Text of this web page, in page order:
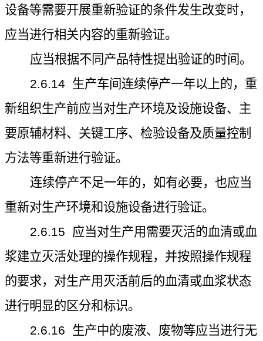
设备等需要开展重新验证的条件发生改变时，
应当进行相关内容的重新验证。
应当根据不同产品特性提出验证的时间。
2.6.14 生产车间连续停产一年以上的，重
新组织生产前应当对生产环境及设施设备、主
要原辅材料、关键工序、检验设备及质量控制
方法等重新进行验证。
连续停产不足一年的，如有必要，也应当
重新对生产环境和设施设备进行验证。
2.6.15 应当对生产用需要灭活的血清或血
浆建立灭活处理的操作规程，并按照操作规程
的要求，对生产用灭活前后的血清或血浆状态
进行明显的区分和标识。
2.6.16 生产中的废液、废物等应当进行无